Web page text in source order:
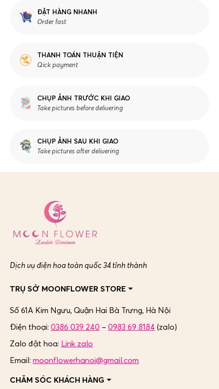
ĐẶT HÀNG NHANH
Order fast
THANH TOÁN THUẬN TIỆN
Qick payment
CHỤP ẢNH TRƯỚC KHI GIAO
Take pictures before delivering
CHỤP ẢNH SAU KHI GIAO
Take pictures after delivering
Dịch vụ điện hoa toàn quốc 34 tỉnh thành
TRỤ SỞ MOONFLOWER STORE
Số 61A Kim Ngưu, Quận Hai Bà Trưng, Hà Nội
Điện thoại: 0386 039 240 – 0983 69 8184 (zalo)
Zalo đặt hoa: Link zalo
Email: moonflowerhanoi@gmail.com
CHĂM SÓC KHÁCH HÀNG